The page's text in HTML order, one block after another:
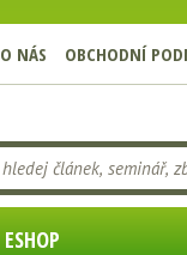
O NÁS OBCHODNÍ
ESHOP